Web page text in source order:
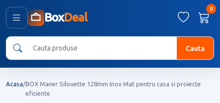
BoxDeal
0
Cauta
Acasa/BOX Maner Silouette 128mm Inox Mat pentru casa si proiecte
eficiente